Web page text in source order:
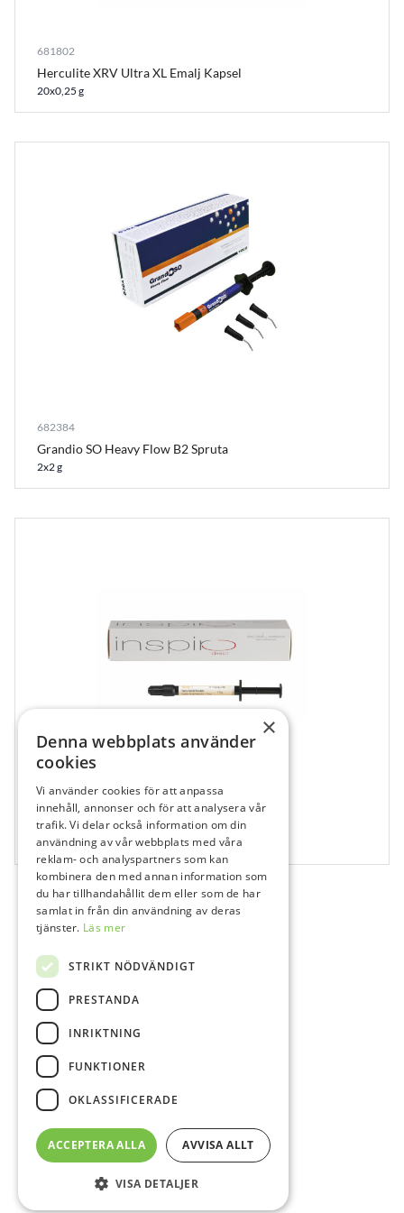
681802
Herculite XRV Ultra XL Emalj Kapsel
20x0,25 g
682384
Grandio SO Heavy Flow B2 Spruta
2x2 g
683843
Inspiro sprutor Flowable Body – i5 Spruta
1x1,5 g
×
Denna webbplats använder
cookies
Vi använder cookies för att anpassa
innehåll, annonser och för att analysera vår
trafik. Vi delar också information om din
användning av vår webbplats med våra
reklam- och analyspartners som kan
kombinera den med annan information som
du har tillhandahållit dem eller som de har
samlat in från din användning av deras
tjänster. Läs mer
STRIKT NÖDVÄNDIGT
PRESTANDA
INRIKTNING
FUNKTIONER
OKLASSIFICERADE
ACCEPTERA ALLA AVVISA ALLT
VISA DETALJER